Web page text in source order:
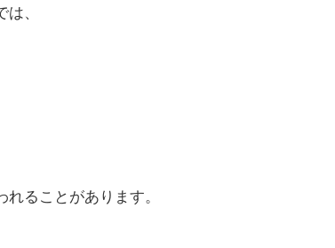
、
れることがあります。